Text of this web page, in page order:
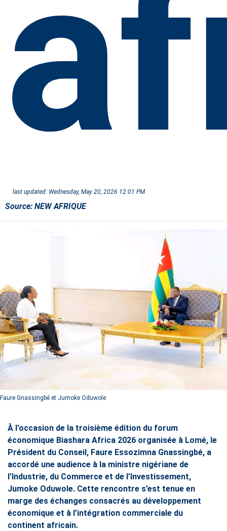
last updated: Wednesday, May 20, 2026 12:01 PM
Source: NEW AFRIQUE
Faure Gnassingbé et Jumoke Oduwole
À l’occasion de la troisième édition du forum
économique Biashara Africa 2026 organisée à Lomé, le
Président du Conseil, Faure Essozimna Gnassingbé, a
accordé une audience à la ministre nigériane de
l’Industrie, du Commerce et de l’Investissement,
Jumoke Oduwole. Cette rencontre s’est tenue en
marge des échanges consacrés au développement
économique et à l’intégration commerciale du
continent africain.